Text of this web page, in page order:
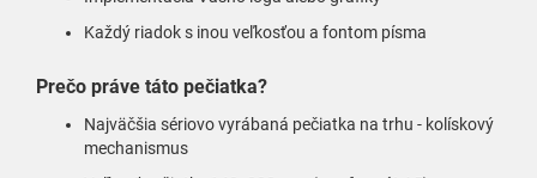
Každý riadok s inou veľkosťou a fontom písma
Prečo práve táto pečiatka?
Najväčšia sériovo vyrábaná pečiatka na trhu - kolískový
mechanismus